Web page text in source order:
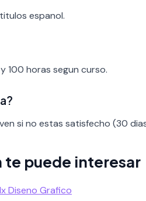
espanol.
100 horas segun curso.
si no estas satisfecho (30
te puede interesar
Diseno Grafico